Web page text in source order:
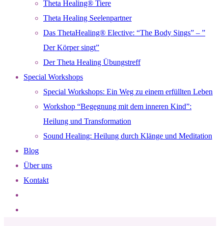
Theta Healing® Tiere
Theta Healing Seelenpartner
Das ThetaHealing® Elective: “The Body Sings” – ”
Der Körper singt”
Der Theta Healing Übungstreff
Special Workshops
Special Workshops: Ein Weg zu einem erfüllten Leben
Workshop “Begegnung mit dem inneren Kind”:
Heilung und Transformation
Sound Healing: Heilung durch Klänge und Meditation
Blog
Über uns
Kontakt